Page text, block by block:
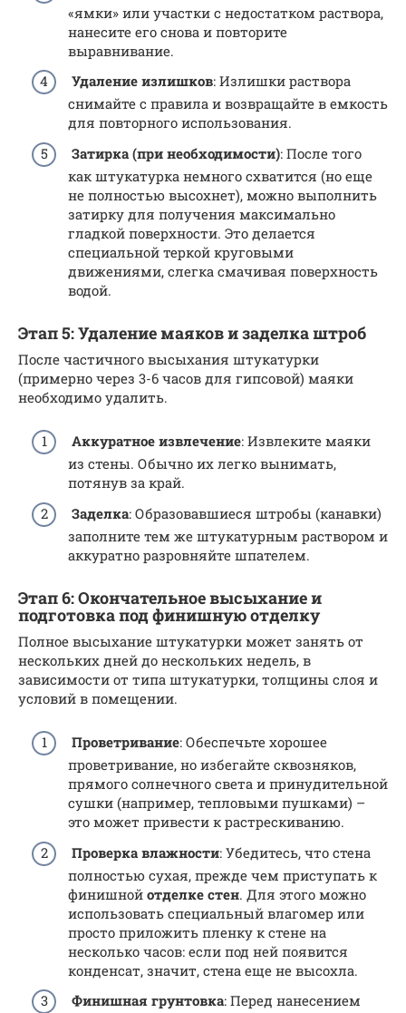
«ямки» или участки с недостатком раствора,
нанесите его снова и повторите
выравнивание.
Удаление излишков: Излишки раствора
снимайте с правила и возвращайте в емкость
для повторного использования.
Затирка (при необходимости): После того
как штукатурка немного схватится (но еще
не полностью высохнет), можно выполнить
затирку для получения максимально
гладкой поверхности. Это делается
специальной теркой круговыми
движениями, слегка смачивая поверхность
водой.
Этап 5: Удаление маяков и заделка штроб
После частичного высыхания штукатурки
(примерно через 3-6 часов для гипсовой) маяки
необходимо удалить.
Аккуратное извлечение: Извлеките маяки
из стены. Обычно их легко вынимать,
потянув за край.
Заделка: Образовавшиеся штробы (канавки)
заполните тем же штукатурным раствором и
аккуратно разровняйте шпателем.
Этап 6: Окончательное высыхание и
подготовка под финишную отделку
Полное высыхание штукатурки может занять от
нескольких дней до нескольких недель, в
зависимости от типа штукатурки, толщины слоя и
условий в помещении.
Проветривание: Обеспечьте хорошее
проветривание, но избегайте сквозняков,
прямого солнечного света и принудительной
сушки (например, тепловыми пушками) –
это может привести к растрескиванию.
Проверка влажности: Убедитесь, что стена
полностью сухая, прежде чем приступать к
финишной отделке стен. Для этого можно
использовать специальный влагомер или
просто приложить пленку к стене на
несколько часов: если под ней появится
конденсат, значит, стена еще не высохла.
Финишная грунтовка: Перед нанесением